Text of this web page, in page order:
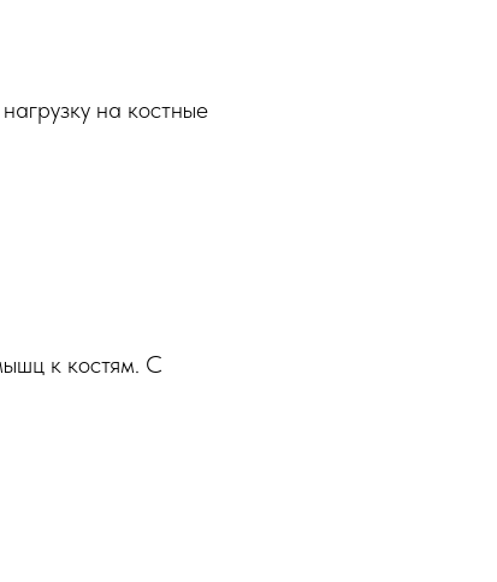
на костные
к костям. С